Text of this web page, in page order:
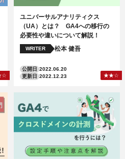
ユニバーサルアナリティクス
（UA）とは？ GA4への移行の
必要性や違いについて解説！
WRITER 松本 健吾
公開日 2022.06.20
更新日 2022.12.23